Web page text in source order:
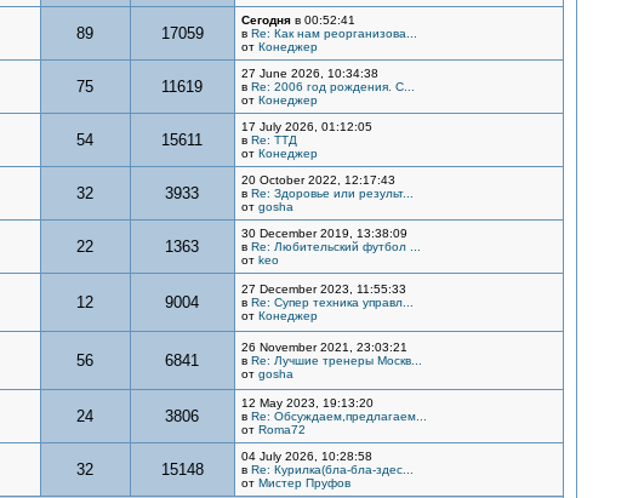
89 17059
Сегодняв 00:52:41
в Re: Как нам реорганизова...
от Конеджер
75 11619
27 June 2026, 10:34:38
в Re: 2006 год рождения. С...
от Конеджер
54 15611
17 July 2026, 01:12:05
в Re: ТТД
от Конеджер
32 3933
20 October 2022, 12:17:43
в Re: Здоровье или результ...
от gosha
22 1363
30 December 2019, 13:38:09
в Re: Любительский футбол ...
от keo
12 9004
27 December 2023, 11:55:33
в Re: Супер техника управл...
от Конеджер
56 6841
26 November 2021, 23:03:21
в Re: Лучшие тренеры Москв...
от gosha
24 3806
12 May 2023, 19:13:20
в Re: Обсуждаем,предлагаем...
от Roma72
32 15148
04 July 2026, 10:28:58
в Re: Курилка(бла-бла-здес...
от Мистер Пруфов